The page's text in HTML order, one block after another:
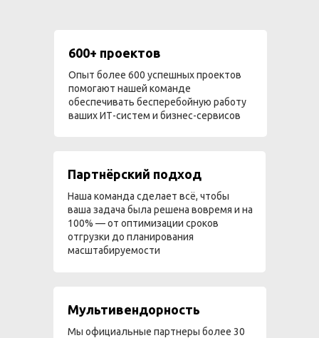
600+ проектов
Опыт более 600 успешных проектов
помогают нашей команде
обеспечивать бесперебойную работу
ваших ИТ-систем и бизнес-сервисов
Мультивендорность
Мы официальные партнеры более 30
Партнёрский подход
Наша команда сделает всё, чтобы
ваша задача была решена вовремя и на
100% — от оптимизации сроков
отгрузки до планирования
масштабируемости